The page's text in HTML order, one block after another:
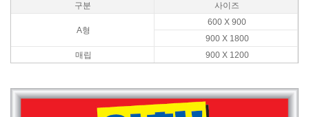
구분 사이즈
A형
600 X 900
900 X 1800
매립
900 X 1200